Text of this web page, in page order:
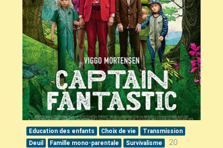
Education des enfants Choix de vie
Transmission
Deuil
Famille mono-parentale Survivalisme
20